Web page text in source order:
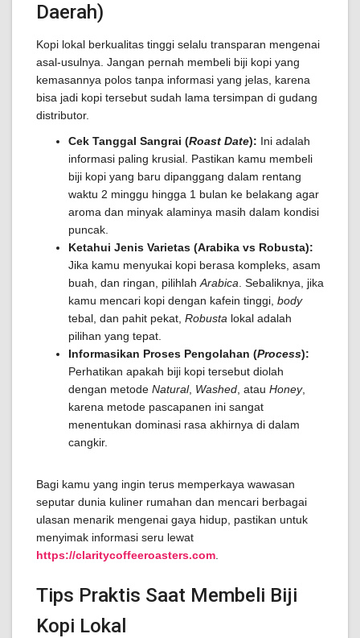
Daerah)
Kopi lokal berkualitas tinggi selalu transparan mengenai
asal-usulnya. Jangan pernah membeli biji kopi yang
kemasannya polos tanpa informasi yang jelas, karena
bisa jadi kopi tersebut sudah lama tersimpan di gudang
distributor.
Cek Tanggal Sangrai (Roast Date): Ini adalah
informasi paling krusial. Pastikan kamu membeli
biji kopi yang baru dipanggang dalam rentang
waktu 2 minggu hingga 1 bulan ke belakang agar
aroma dan minyak alaminya masih dalam kondisi
puncak.
Ketahui Jenis Varietas (Arabika vs Robusta):
Jika kamu menyukai kopi berasa kompleks, asam
buah, dan ringan, pilihlah Arabica . Sebaliknya, jika
kamu mencari kopi dengan kafein tinggi, body
tebal, dan pahit pekat, Robusta lokal adalah
pilihan yang tepat.
Informasikan Proses Pengolahan (Process):
Perhatikan apakah biji kopi tersebut diolah
dengan metode Natural, Washed , atau Honey,
karena metode pascapanen ini sangat
menentukan dominasi rasa akhirnya di dalam
cangkir.
Bagi kamu yang ingin terus memperkaya wawasan
seputar dunia kuliner rumahan dan mencari berbagai
ulasan menarik mengenai gaya hidup, pastikan untuk
menyimak informasi seru lewat
https://claritycoffeeroasters.com
Tips Praktis Saat Membeli Biji
Kopi Lokal